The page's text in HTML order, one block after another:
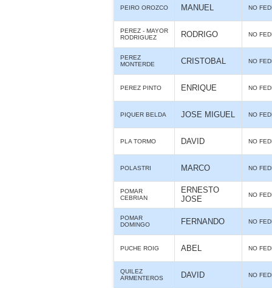
PEIRO OROZCO MANUEL NO
PEREZ - MAYOR
RODRIGUEZ
RODRIGO NO
PEREZ
MONTERDE
CRISTOBAL NO
PEREZ PINTO ENRIQUE NO
PIQUER BELDA JOSE MIGUEL NO
PLA TORMO DAVID NO
POLASTRI MARCO NO
POMAR
CEBRIAN
ERNESTO
JOSE
NO
POMAR
DOMINGO
FERNANDO NO
PUCHE ROIG ABEL NO
QUILEZ
ARMENTEROS
DAVID NO